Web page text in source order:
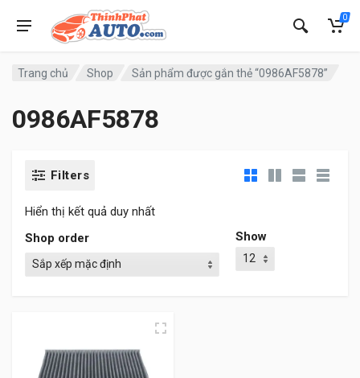
0
Trang chủ Shop Sản phẩm được gắn thẻ “0986AF5878”
0986AF5878
Filters
Hiển thị kết quả duy nhất
Shop order
Show